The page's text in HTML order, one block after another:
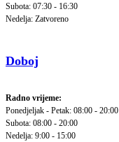
Subota: 07:30 - 16:30
Nedelja: Zatvoreno
Doboj
Radno vrijeme:
Ponedjeljak - Petak: 08:00 - 20:00
Subota: 08:00 - 20:00
Nedelja: 9:00 - 15:00